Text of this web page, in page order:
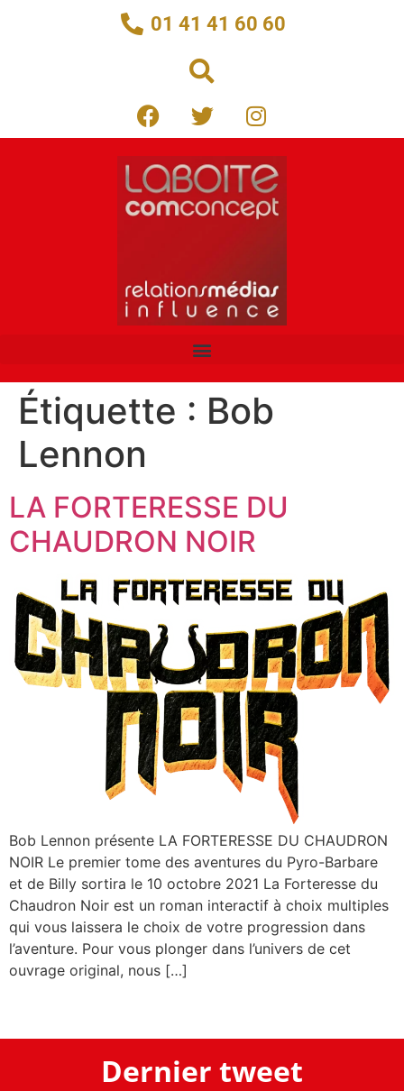
01 41 41 60 60
Étiquette : Bob
Lennon
LA FORTERESSE DU
CHAUDRON NOIR
Bob Lennon présente LA FORTERESSE DU CHAUDRON
NOIR Le premier tome des aventures du Pyro-Barbare
et de Billy sortira le 10 octobre 2021 La Forteresse du
Chaudron Noir est un roman interactif à choix multiples
qui vous laissera le choix de votre progression dans
l’aventure. Pour vous plonger dans l’univers de cet
ouvrage original, nous […]
Dernier tweet